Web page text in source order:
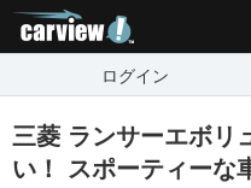
ログイン
三菱 ランサーエボリ
い！ スポーティーな